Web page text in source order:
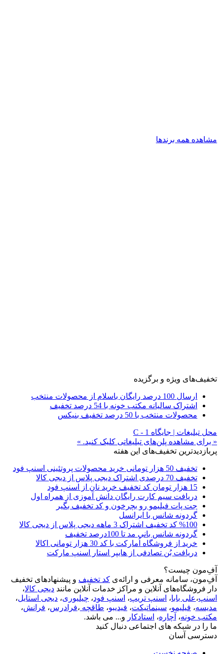
مشاهده همه برندها
تخفیف‌های ویژه و برگزیده
ارسال 100 درصد رایگان باسلام از محصولات منتخب
اشتراک سالیانه مکتب خونه با 54 درصد تخفیف
محصولات منتخب با 50 درصد تخفیف بنیکس
محل تبلیغات | جایگاه C - 1
« برای مشاهده پلن‌های تبلیغاتی کلیک کنید. »
پربازدیدترین تخفیف‌های این هفته
تخفیف 50 هزار تومانی خرید محصولات پروتئینی اسنپ فود
تخفیف 70 درصدی اشتراک دیجی پلاس از دیجی کالا
15 هزار تومان کد تخفیف خرید نان از اسنپ فود
دریافت سیم کارت رایگان دانش آموزی از همراه اول
جت پات فیلیمو رو بچرخون و کد تخفیف بگیر
گردونه شانس با ایرانسل
%100 کد تخفیف اشتراک 3 ماهه دیجی پلاس از دیجی کالا
گردونه شانس بانی مد تا 100درصد تخفیف
خرید از فروشگاه اُمارکت با کد 30 هزار تومانی اکالا
دریافت بُن تصادفی از هایپر استار اسنپ مارکت
آفِ‌مون چیست؟
آفِ‌مون، سامانه معرفی و ارائه‌ی کد تخفیف و پیشنهادهای تخفیف
دار فروشگاه‌های آنلاین و مراکز خدمات آنلاین مانند دیجی کالا،
اسنپ،علی بابا، اسنپ تریپ، اسنپ فود، چیلیوری، دیجی استایل،
مدیسه، فیلیمو، سینماتیکت، فیدیبو، طاقچه ،فرادرس، فرانش،
مکتب خونه، آچاره، استادکار و... می باشد.
ما را در شبکه های اجتماعی دنبال کنید
دسترسی آسان